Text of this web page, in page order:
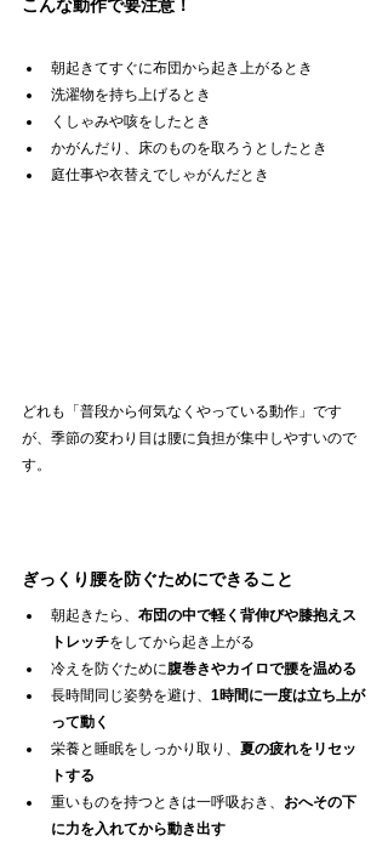
こんな動作で要注意！
朝起きてすぐに布団から起き上がるとき
洗濯物を持ち上げるとき
くしゃみや咳をしたとき
かがんだり、床のものを取ろうとしたとき
庭仕事や衣替えでしゃがんだとき
どれも「普段から何気なくやっている動作」です
が、季節の変わり目は腰に負担が集中しやすいので
す。
ぎっくり腰を防ぐためにできること
朝起きたら、 布団の中で軽く背伸びや膝抱えス
トレッチをしてから起き上がる
冷えを防ぐために腹巻きやカイロで腰を温める
長時間同じ姿勢を避け、 1時間に一度は立ち上が
って動く
栄養と睡眠をしっかり取り、 夏の疲れをリセッ
トする
重いものを持つときは一呼吸おき、 おへその下
に力を入れてから動き出す